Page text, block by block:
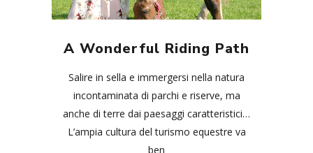
A Wonderful Riding Path
Salire in sella e immergersi nella natura
incontaminata di parchi e riserve, ma
anche di terre dai paesaggi caratteristici…
L’ampia cultura del turismo equestre va
ben